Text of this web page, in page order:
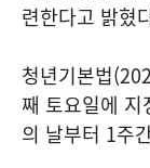
련한다고 밝혔
청년기본법
째 토요일에 지
의 날부터 1주